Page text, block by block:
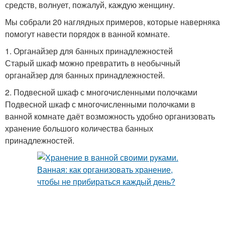
средств, волнует, пожалуй, каждую женщину.
Мы собрали 20 наглядных примеров, которые наверняка
помогут навести порядок в ванной комнате.
1. Органайзер для банных принадлежностей
Старый шкаф можно превратить в необычный
органайзер для банных принадлежностей.
2. Подвесной шкаф с многочисленными полочками
Подвесной шкаф с многочисленными полочками в
ванной комнате даёт возможность удобно организовать
хранение большого количества банных
принадлежностей.